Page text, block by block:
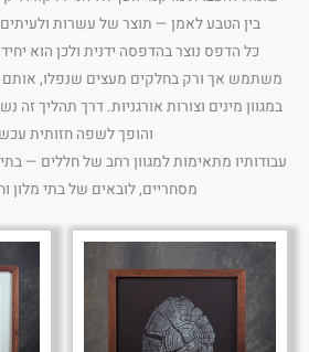
בין הטבע לאמן — תוצר של עשרות
כל הדפס נוצר בהדפסה ידנית ולכן הוא יחיד
משתמש אך ורק בחלקים מעצים שנפלו, אותם
במגוון מינים וצורות אורגניות. דרך תהליך זה
והופך לשפה חזותית
עבודותיו מתאימות למגוון רחב של חללים —
מסחריים, לובאים של בתי מלון